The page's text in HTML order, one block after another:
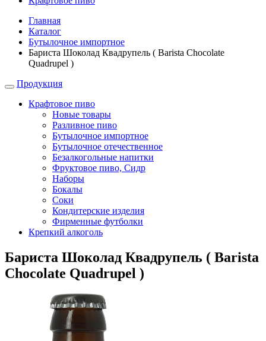
Главная
Каталог
Бутылочное импортное
Бариста Шоколад Квадрупель ( Barista Chocolate
Quadrupel )
Продукция
Крафтовое пиво
Новые товары
Разливное пиво
Бутылочное импортное
Бутылочное отечественное
Безалкогольные напитки
Фруктовое пиво, Сидр
Наборы
Бокалы
Соки
Кондитерские изделия
Фирменные футболки
Крепкий алкоголь
Бариста Шоколад Квадрупель ( Barista
Chocolate Quadrupel )